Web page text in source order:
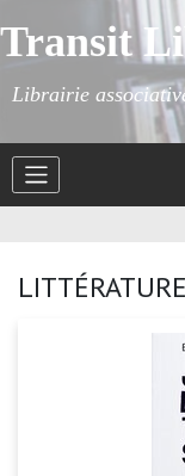
Transit
Librairie